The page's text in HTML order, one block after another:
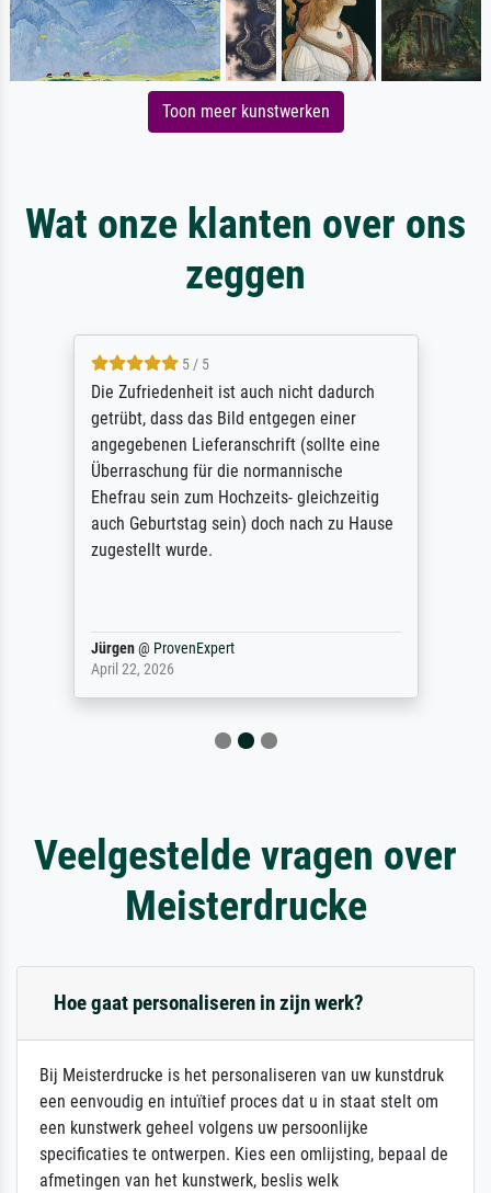
Toon meer kunstwerken
Wat onze klanten over ons
zeggen
5 / 5
Die Zufriedenheit ist auch nicht dadurch
getrübt, dass das Bild entgegen einer
angegebenen Lieferanschrift (sollte eine
Überraschung für die normannische
Ehefrau sein zum Hochzeits- gleichzeitig
auch Geburtstag sein) doch nach zu Hause
zugestellt wurde.
Jürgen@ ProvenExpert
April 22, 2026
Veelgestelde vragen over
Meisterdrucke
Hoe gaat personaliseren in zijn werk?
Bij Meisterdrucke is het personaliseren van uw kunstdruk
een eenvoudig en intuïtief proces dat u in staat stelt om
een kunstwerk geheel volgens uw persoonlijke
specificaties te ontwerpen. Kies een omlijsting, bepaal de
afmetingen van het kunstwerk, beslis welk